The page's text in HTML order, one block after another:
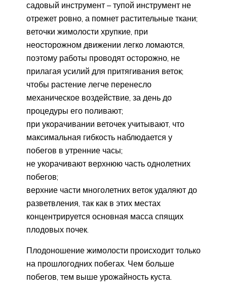
садовый инструмент – тупой инструмент не
отрежет ровно, а помнет растительные ткани;
веточки жимолости хрупкие, при
неосторожном движении легко ломаются,
поэтому работы проводят осторожно, не
прилагая усилий для притягивания веток;
чтобы растение легче перенесло
механическое воздействие, за день до
процедуры его поливают;
при укорачивании веточек учитывают, что
максимальная гибкость наблюдается у
побегов в утренние часы;
не укорачивают верхнюю часть однолетних
побегов;
верхние части многолетних веток удаляют до
разветвления, так как в этих местах
концентрируется основная масса спящих
плодовых почек.
Плодоношение жимолости происходит только
на прошлогодних побегах. Чем больше
побегов, тем выше урожайность куста.